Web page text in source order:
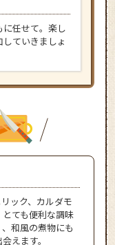
任せて。楽し
ていきましょ
ック、カルダモ
ても便利な調味
和風の煮物にも
えます。